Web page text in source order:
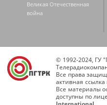
Великая Отечественная
война
© 1992-2024, ГУ
Все права
активная ссылка
Все материалы
доступны по